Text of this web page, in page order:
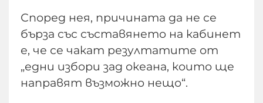
Според нея, причината да не се
бърза със съставянето на кабинет
е, че се чакат резултатите от
„едни избори зад океана, които ще
направят възможно нещо“.